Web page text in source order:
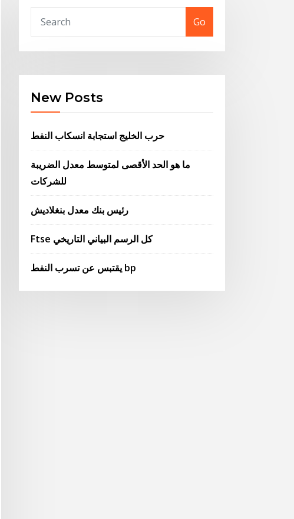
Go
New Posts
حرب الخليج استجابة انسكاب النفط
ما هو الحد الأقصى لمتوسط ​​معدل الضريبة
للشركات
رئيس بنك معدل بنغلاديش
Ftse كل الرسم البياني التاريخي
يقتبس عن تسرب النفط bp